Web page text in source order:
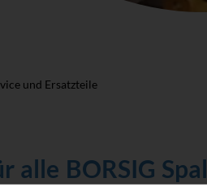
und Ersatzteile
alle BORSIG